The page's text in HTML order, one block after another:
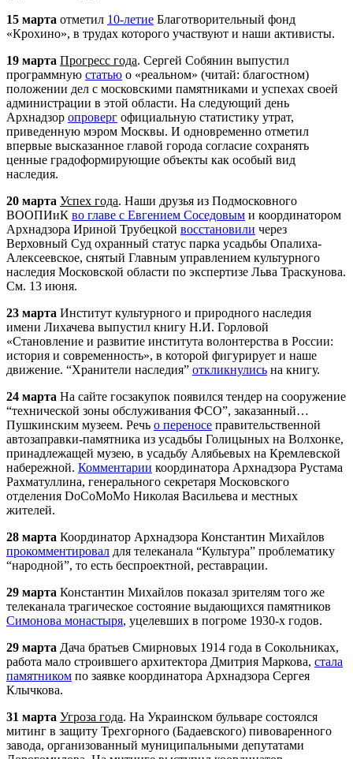
15 марта отметил 10-летие Благотворительный фонд
«Крохино», в трудах которого участвуют и наши активисты.
19 марта Прогресс года. Сергей Собянин выпустил
программную статью о «реальном» (читай: благостном)
положении дел с московскими памятниками и успехах своей
администрации в этой области. На следующий день
Архнадзор опроверг официальную статистику утрат,
приведенную мэром Москвы. И одновременно отметил
впервые высказанное главой города согласие сохранять
ценные градоформирующие объекты как особый вид
наследия.
20 марта Успех года. Наши друзья из Подмосковного
ВООПИиК во главе с Евгением Соседовым и координатором
Архнадзора Ириной Трубецкой восстановили через
Верховный Суд охранный статус парка усадьбы Опалиха-
Алексеевское, снятый Главным управлением культурного
наследия Московской области по экспертизе Льва Траскунова.
См. 13 июня.
23 марта Институт культурного и природного наследия
имени Лихачева выпустил книгу Н.И. Горловой
«Становление и развитие института волонтерства в России:
история и современность», в которой фигурирует и наше
движение. “Хранители наследия” откликнулись на книгу.
24 марта На сайте госзакупок появился тендер на сооружение
“технической зоны обслуживания ФСО”, заказанный…
Пушкинским музеем. Речь о переносе правительственной
автозаправки-памятника из усадьбы Голицыных на Волхонке,
принадлежащей музею, в усадьбу Алябьевых на Кремлевской
набережной. Комментарии координатора Архнадзора Рустама
Рахматуллина, генерального секретаря Московского
отделения DoCoMoMo Николая Васильева и местных
жителей.
28 марта Координатор Архнадзора Константин Михайлов
прокомментировал для телеканала “Культура” проблематику
“народной”, то есть беспроектной, реставрации.
29 марта Константин Михайлов показал зрителям того же
телеканала трагическое состояние выдающихся памятников
Симонова монастыря, уцелевших в погроме 1930-х годов.
29 марта Дача братьев Смирновых 1914 года в Сокольниках,
работа мало строившего архитектора Дмитрия Маркова, стала
памятником по заявке координатора Архнадзора Сергея
Клычкова.
31 марта Угроза года. На Украинском бульваре состоялся
митинг в защиту Трехгорного (Бадаевского) пивоваренного
завода, организованный муниципальными депутатами